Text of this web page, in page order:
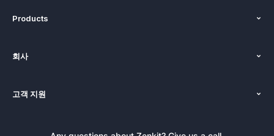
Products
가격
회사
뉴스
고객 지원